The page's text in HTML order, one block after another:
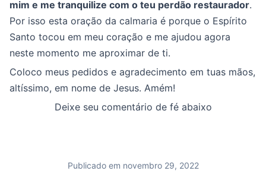
mim e me tranquilize com o teu perdão restaurador.
Por isso esta oração da calmaria é porque o Espírito
Santo tocou em meu coração e me ajudou agora
neste momento me aproximar de ti.
Coloco meus pedidos e agradecimento em tuas mãos,
altíssimo, em nome de Jesus. Amém!
Deixe seu comentário de fé abaixo
Publicado em novembro 29, 2022